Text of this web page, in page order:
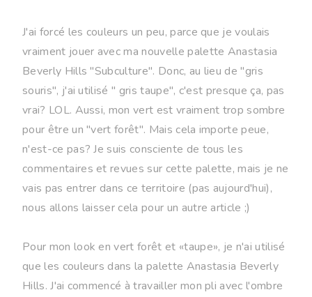
J'ai forcé les couleurs un peu, parce que je voulais
vraiment jouer avec ma nouvelle palette Anastasia
Beverly Hills "Subculture". Donc, au lieu de "gris
souris", j'ai utilisé " gris taupe", c'est presque ça, pas
vrai? LOL. Aussi, mon vert est vraiment trop sombre
pour être un "vert forêt". Mais cela importe peue,
n'est-ce pas? Je suis consciente de tous les
commentaires et revues sur cette palette, mais je ne
vais pas entrer dans ce territoire (pas aujourd'hui),
nous allons laisser cela pour un autre article ;)
Pour mon look en vert forêt et «taupe», je n'ai utilisé
que les couleurs dans la palette Anastasia Beverly
Hills. J'ai commencé à travailler mon pli avec l'ombre